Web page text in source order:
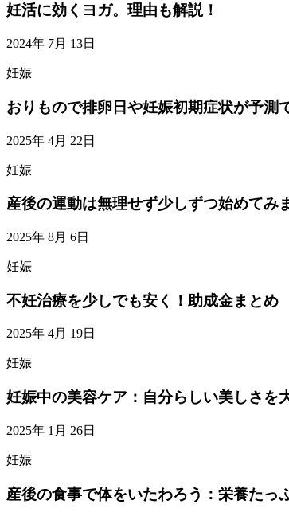
妊活に効くヨガ。理由も解説！
2024年 7月 13日
妊娠
おりもので排卵日や妊娠初期症状が予測
2025年 4月 22日
妊娠
産後の運動は無理せず少しずつ始めてみ
2025年 8月 6日
妊娠
不妊治療を少しでも安く！助成金まとめ
2025年 4月 19日
妊娠
妊娠中の美容ケア：自分らしい美しさを
2025年 1月 26日
妊娠
産後の食事で体をいたわろう：栄養たっ